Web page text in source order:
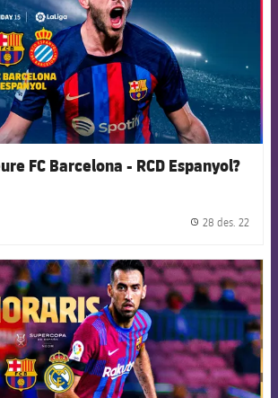
FC Barcelona - RCD Espanyol?
28 des. 22
FCB Barcelona badge